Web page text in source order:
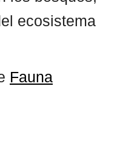
ecosistema
Fauna